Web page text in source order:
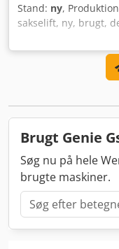
Stand: ny,
sakselift, ny, brugt,
Brugt Genie
Søg nu på hele
brugte maskiner.